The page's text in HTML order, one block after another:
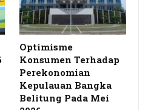
Optimisme
Konsumen Terhadap
Perekonomian
Kepulauan Bangka
Belitung Pada Mei